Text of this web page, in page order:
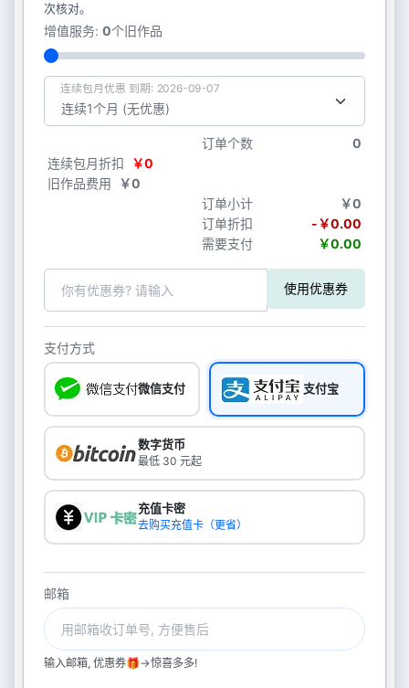
次核对。
增值服务: 0个旧作品
连续包月优惠 到期: 2026-09-07
订单个数
0
连续包月折扣
￥0
旧作品费用
￥0
订单小计
￥0
订单折扣
-￥0.00
需要支付
￥0.00
使用优惠券
支付方式
微信支付 支付宝
数字货币
最低 30 元起
充值卡密
去购买充值卡（更省）
邮箱
输入邮箱, 优惠券🎁->惊喜多多!